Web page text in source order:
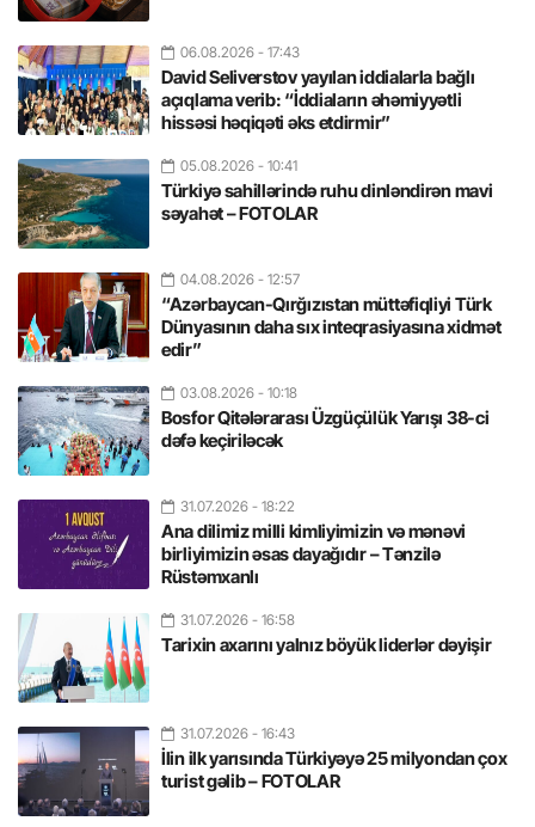
06.08.2026 - 17:43
David Seliverstov yayılan iddialarla bağlı
açıqlama verib: “İddiaların əhəmiyyətli
hissəsi həqiqəti əks etdirmir”
05.08.2026 - 10:41
Türkiyə sahillərində ruhu dinləndirən mavi
səyahət – FOTOLAR
04.08.2026 - 12:57
“Azərbaycan-Qırğızıstan müttəfiqliyi Türk
Dünyasının daha sıx inteqrasiyasına xidmət
edir”
03.08.2026 - 10:18
Bosfor Qitələrarası Üzgüçülük Yarışı 38-ci
dəfə keçiriləcək
31.07.2026 - 18:22
Ana dilimiz milli kimliyimizin və mənəvi
birliyimizin əsas dayağıdır – Tənzilə
Rüstəmxanlı
31.07.2026 - 16:58
Tarixin axarını yalnız böyük liderlər dəyişir
31.07.2026 - 16:43
İlin ilk yarısında Türkiyəyə 25 milyondan çox
turist gəlib – FOTOLAR